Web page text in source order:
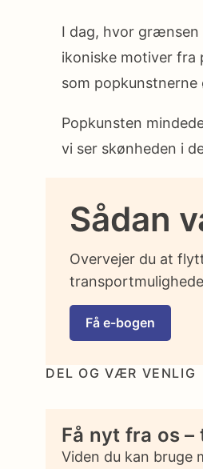
I dag, hvor grænsen
ikoniske motiver fra
som popkunstnerne
Popkunsten
vi ser skønheden i
DEL OG VÆR VENLIG
Få nyt fra os
Viden du kan bruge
Sådan
Overvejer du at
Få e-bogen